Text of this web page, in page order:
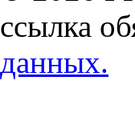
ссылка
данных.